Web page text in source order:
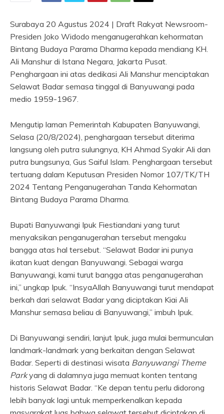
Surabaya 20 Agustus 2024 | Draft Rakyat Newsroom-
Presiden Joko Widodo menganugerahkan kehormatan
Bintang Budaya Parama Dharma kepada mendiang KH.
Ali Manshur di Istana Negara, Jakarta Pusat.
Penghargaan ini atas dedikasi Ali Manshur menciptakan
Selawat Badar semasa tinggal di Banyuwangi pada
medio 1959-1967.
Mengutip laman Pemerintah Kabupaten Banyuwangi,
Selasa (20/8/2024), penghargaan tersebut diterima
langsung oleh putra sulungnya, KH Ahmad Syakir Ali dan
putra bungsunya, Gus Saiful Islam. Penghargaan tersebut
tertuang dalam Keputusan Presiden Nomor 107/TK/TH
2024 Tentang Penganugerahan Tanda Kehormatan
Bintang Budaya Parama Dharma.
Bupati Banyuwangi Ipuk Fiestiandani yang turut
menyaksikan penganugerahan tersebut mengaku
bangga atas hal tersebut. “Selawat Badar ini punya
ikatan kuat dengan Banyuwangi. Sebagai warga
Banyuwangi, kami turut bangga atas penganugerahan
ini,” ungkap Ipuk. “InsyaAllah Banyuwangi turut mendapat
berkah dari selawat Badar yang diciptakan Kiai Ali
Manshur semasa beliau di Banyuwangi,” imbuh Ipuk.
Di Banyuwangi sendiri, lanjut Ipuk, juga mulai bermunculan
landmark-landmark yang berkaitan dengan Selawat
Badar. Seperti di destinasi wisata Banyuwangi Theme
Parkyang di dalamnya juga memuat konten tentang
historis Selawat Badar. “Ke depan tentu perlu didorong
lebih banyak lagi untuk memperkenalkan kepada